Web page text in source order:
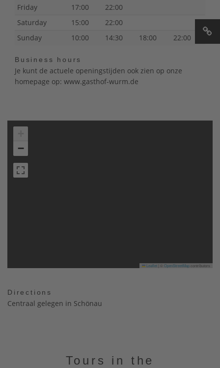
Friday 17:00
22:00
Saturday
15:00
22:00
Sunday
10:00 14:30 18:00 22:00
Business hours
Je kunt de actuele openingstijden ook zien op onze
homepage op: www.gasthof-wurm.de
−
Leaflet OpenStreetMapcontributors
Directions
Centraal gelegen in Schönau
Tours in the